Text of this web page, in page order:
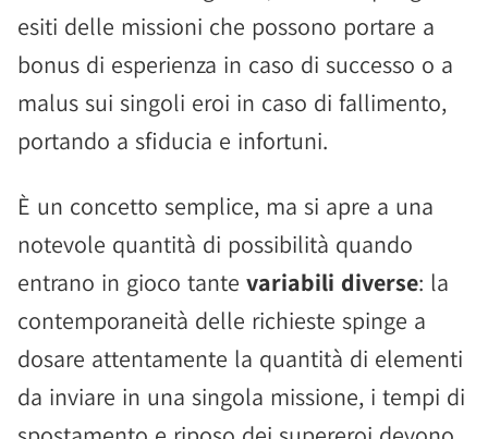
esiti delle missioni che possono portare a
bonus di esperienza in caso di successo o a
malus sui singoli eroi in caso di fallimento,
portando a sfiducia e infortuni.
È un concetto semplice, ma si apre a una
notevole quantità di possibilità quando
entrano in gioco tante variabili diverse: la
contemporaneità delle richieste spinge a
dosare attentamente la quantità di elementi
da inviare in una singola missione, i tempi di